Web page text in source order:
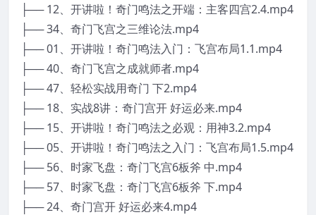
├── 12、开讲啦！奇门鸣法之开端：主客四宫2.4.mp4
├── 34、奇门飞宫之三维论法.mp4
├── 01、开讲啦！奇门鸣法入门：飞宫布局1.1.mp4
├── 40、奇门飞宫之成就师者.mp4
├── 47、轻松实战用奇门 下2.mp4
├── 18、实战8讲：奇门宫开 好运必来.mp4
├── 15、开讲啦！奇门鸣法之必观：用神3.2.mp4
├── 05、开讲啦！奇门鸣法之入门：飞宫布局1.5.mp4
├── 56、时家飞盘：奇门飞宫6板斧 中.mp4
├── 57、时家飞盘：奇门飞宫6板斧 下.mp4
├── 24、奇门宫开 好运必来4.mp4